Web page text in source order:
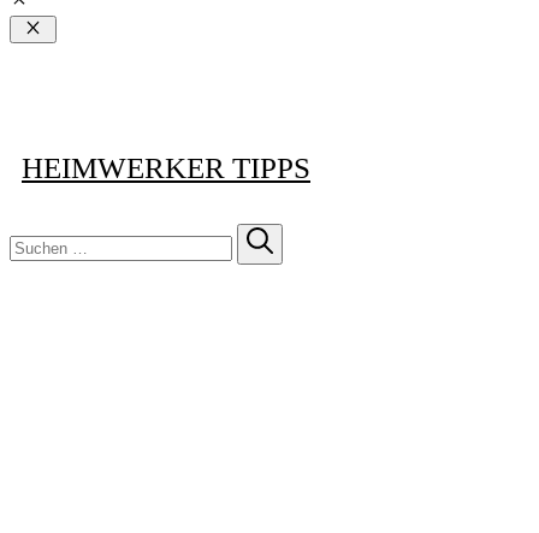
Schließen
HEIMWERKER TIPPS
Suchen
nach: